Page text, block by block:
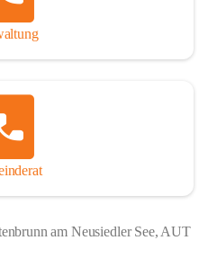
am Neusiedler See, AUT